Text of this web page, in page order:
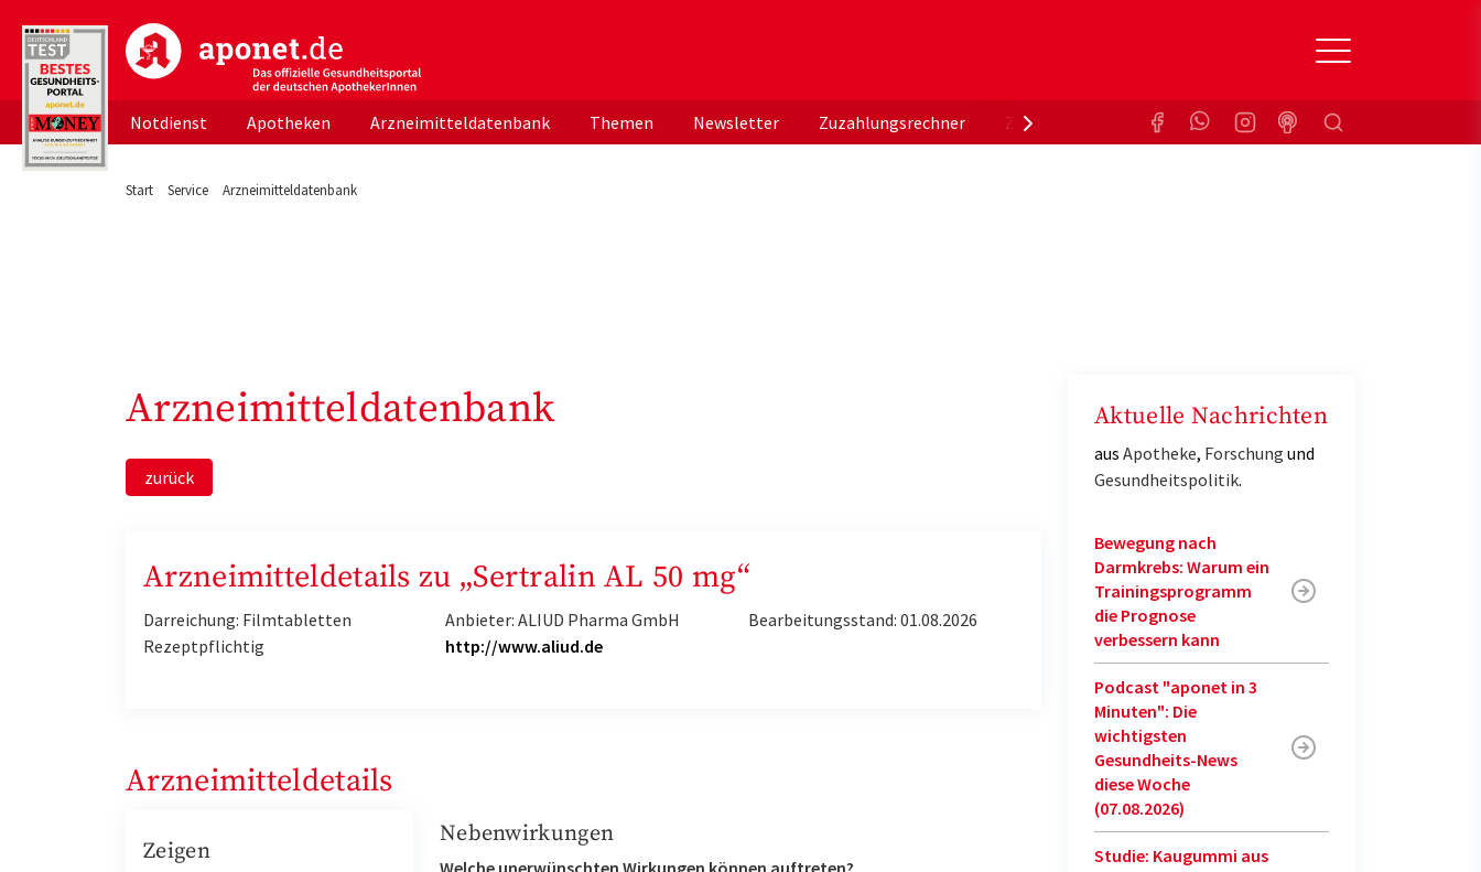
aponet.de - Das offizielle Gesundheitsportal der deutschen ApothekerInnen
Notdienst Apotheken Arzneimitteldatenbank Themen Newsletter Zuzahlungsrechner Zuzahlungsbefreiung KrankenkasseSuchen
Start Service Arzneimitteldatenbank
Arzneimitteldatenbank
zurück
Arzneimitteldetails zu „Sertralin AL 50 mg“
Darreichung: Filmtabletten
Rezeptpflichtig
Anbieter: ALIUD Pharma GmbH
http://www.aliud.de
Bearbeitungsstand: 01.08.2026
Arzneimitteldetails
Zeigen
Nebenwirkungen
Welche unerwünschten Wirkungen können auftreten?
Aktuelle Nachrichten
aus Apotheke, Forschung und
Gesundheitspolitik.
Bewegung nach
Darmkrebs: Warum ein
Trainingsprogramm
die Prognose
verbessern kann
Podcast "aponet in 3
Minuten": Die
wichtigsten
Gesundheits-News
diese Woche
(07.08.2026)
Studie: Kaugummi aus